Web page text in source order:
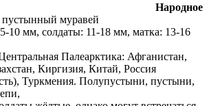
Народное
муравей
10 мм, солдаты: 11-18 мм, матка: 13-16
Палеарктика: Афганистан,
Киргизия, Китай, Россия
Туркмения. Полупустыни, пустыни,